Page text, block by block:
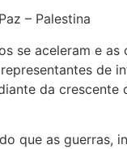
– Palestina
se aceleram e
de
da crescente
que as guerras,